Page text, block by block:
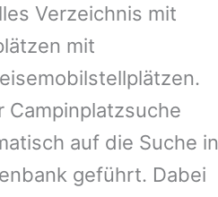
Verzeichnis mit
mit
Campinplatzsuche
auf die Suche in
geführt. Dabei